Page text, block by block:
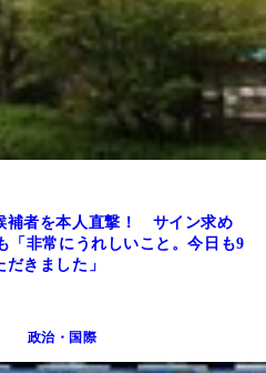
補者を本人直撃！ サイン求め
非常にうれしいこと。今日も9
きました」
政治・国際